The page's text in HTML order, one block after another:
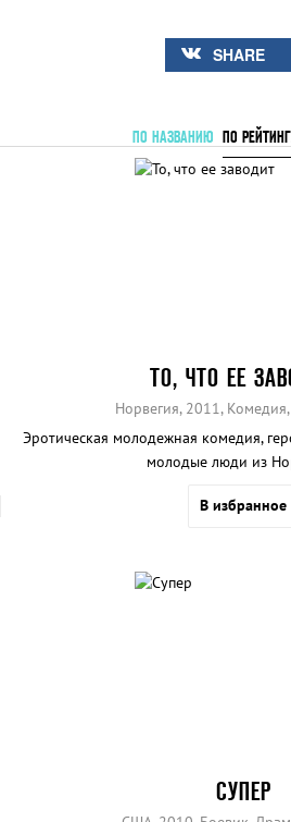
SHARE
ПО НАЗВАНИЮ ПО
ТО, ЧТО ЕЕ
Норвегия, 2011,
Эротическая молодежная комедия,
молодые люди из
В избранное
СУПЕР